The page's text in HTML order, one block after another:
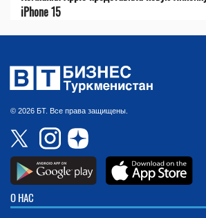
iPhone 15
© 2026 БТ. Все права защищены.
О НАС